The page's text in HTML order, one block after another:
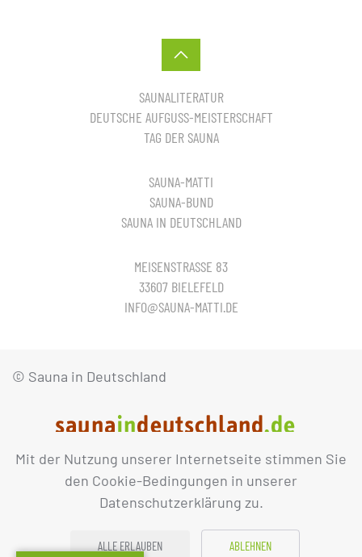
Mit der Nutzung unserer Internetseite stimmen Sie
den Cookie-Bedingungen in unserer
Datenschutzerklärung zu.
ALLE ERLAUBEN ABLEHNEN
SAUNALITERATUR
DEUTSCHE AUFGUSS-MEISTERSCHAFT
TAG DER SAUNA
SAUNA-MATTI
SAUNA-BUND
SAUNA IN DEUTSCHLAND
MEISENSTRASSE 83
33607 BIELEFELD
INFO@SAUNA-MATTI.DE
© Sauna in Deutschland
IMPRESSUM DATENSCHUTZ